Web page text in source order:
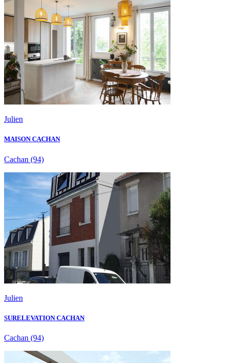
Julien
MAISON CACHAN
Cachan (94)
Julien
SURELEVATION CACHAN
Cachan (94)